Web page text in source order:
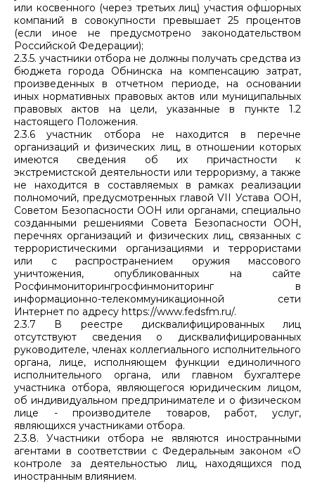
или косвенного (через третьих лиц) участия офшорных
компаний в совокупности превышает 25 процентов
(если иное не предусмотрено законодательством
Российской Федерации);
2.3.5. участники отбора не должны получать средства из
бюджета города Обнинска на компенсацию затрат,
произведенных в отчетном периоде, на основании
иных нормативных правовых актов или муниципальных
правовых актов на цели, указанные в пункте 1.2
настоящего Положения.
2.3.6 участник отбора не находится в перечне
организаций и физических лиц, в отношении которых
имеются сведения об их причастности к
экстремистской деятельности или терроризму, а также
не находится в составляемых в рамках реализации
полномочий, предусмотренных главой VII Устава ООН,
Советом Безопасности ООН или органами, специально
созданными решениями Совета Безопасности ООН,
перечнях организаций и физических лиц, связанных с
террористическими организациями и террористами
или с распространением оружия массового
уничтожения, опубликованных на сайте
Росфинмониторингросфинмониторинг в
информационно-телекоммуникационной сети
Интернет по адресу https://www.fedsfm.ru/.
2.3.7 В реестре дисквалифицированных лиц
отсутствуют сведения о дисквалифицированных
руководителе, членах коллегиального исполнительного
органа, лице, исполняющем функции единоличного
исполнительного органа, или главном бухгалтере
участника отбора, являющегося юридическим лицом,
об индивидуальном предпринимателе и о физическом
лице - производителе товаров, работ, услуг,
являющихся участниками отбора.
2.3.8. Участники отбора не являются иностранными
агентами в соответствии с Федеральным законом «О
контроле за деятельностью лиц, находящихся под
иностранным влиянием.